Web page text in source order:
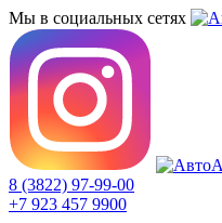
Мы в социальных сетях
8 (3822) 97-99-00
+7 923 457 9900